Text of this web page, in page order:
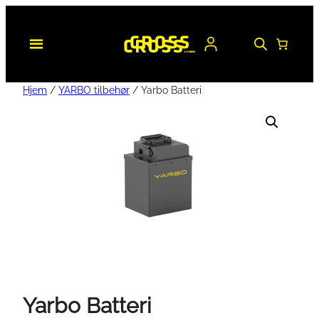
Hjem / YARBO tilbehør / Yarbo Batteri
Yarbo Batteri